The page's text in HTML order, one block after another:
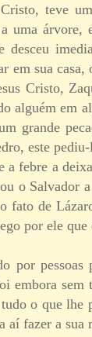
teve
uma árvore,
em sua
Cristo,
alguém em
grande
este
febre a
o Salvador
fato de
por ele
por
embora
o que lhe
aí fazer a